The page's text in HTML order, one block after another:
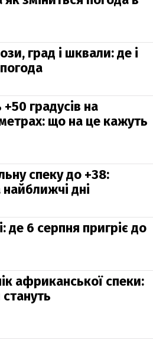
град і шквали: де і
градусів на
що на це кажуть
спеку до +38:
дні
де 6 серпня пригріє до
африканської спеки: